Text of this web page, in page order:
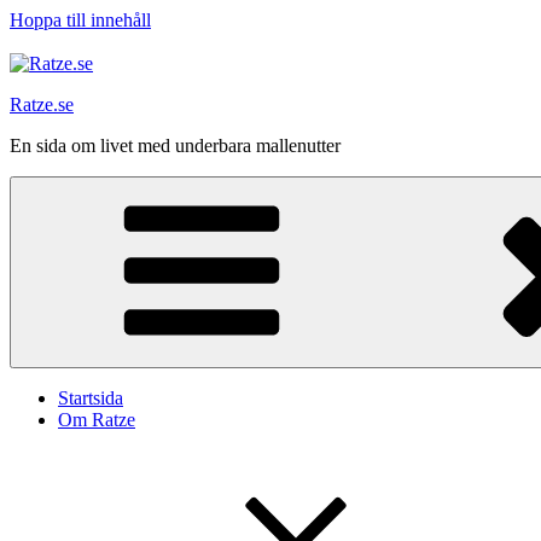
Hoppa till innehåll
Ratze.se
En sida om livet med underbara mallenutter
Startsida
Om Ratze